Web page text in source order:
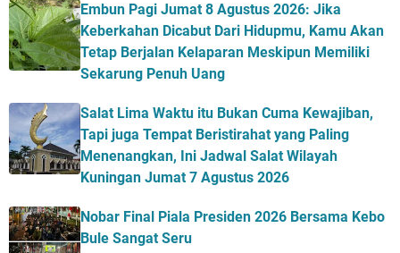
Embun Pagi Jumat 8 Agustus 2026: Jika
Keberkahan Dicabut Dari Hidupmu, Kamu Akan
Tetap Berjalan Kelaparan Meskipun Memiliki
Sekarung Penuh Uang
Salat Lima Waktu itu Bukan Cuma Kewajiban,
Tapi juga Tempat Beristirahat yang Paling
Menenangkan, Ini Jadwal Salat Wilayah
Kuningan Jumat 7 Agustus 2026
Nobar Final Piala Presiden 2026 Bersama Kebo
Bule Sangat Seru